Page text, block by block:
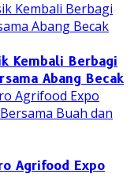
Kembali Berbagi
Abang Becak
Agrifood Expo